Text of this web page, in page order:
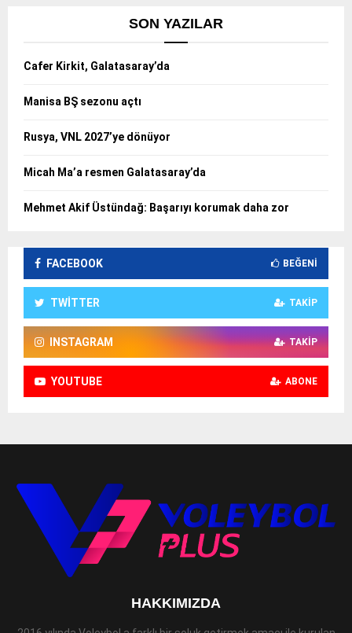
SON YAZILAR
Cafer Kirkit, Galatasaray’da
Manisa BŞ sezonu açtı
Rusya, VNL 2027’ye dönüyor
Micah Ma’a resmen Galatasaray’da
Mehmet Akif Üstündağ: Başarıyı korumak daha zor
FACEBOOK BEĞENI
TWITTER TAKIP
INSTAGRAM TAKIP
YOUTUBE ABONE
HAKKIMIZDA